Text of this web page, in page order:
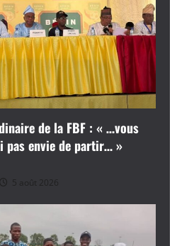
de la FBF : « …vous
pas envie de partir… »
5 août 2026